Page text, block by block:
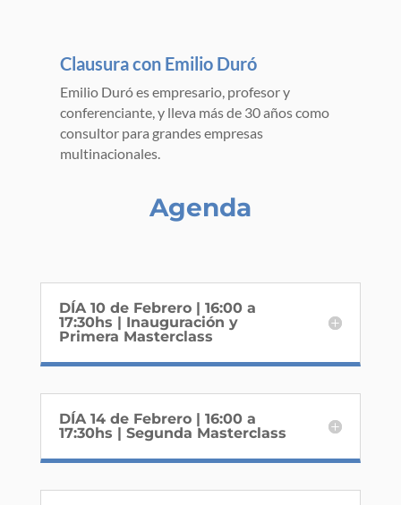
Clausura con Emilio Duró
Emilio Duró es empresario, profesor y
conferenciante, y lleva más de 30 años como
consultor para grandes empresas
multinacionales.
Agenda
DÍA 10 de Febrero | 16:00 a
17:30hs | Inauguración y
Primera Masterclass
DÍA 14 de Febrero | 16:00 a
17:30hs | Segunda Masterclass